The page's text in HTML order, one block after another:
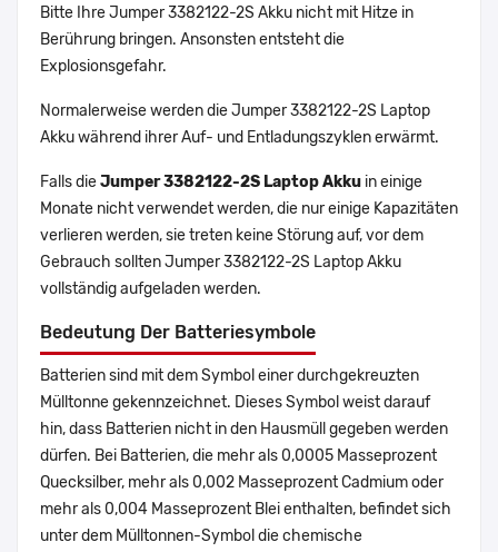
Bitte Ihre Jumper 3382122-2S Akku nicht mit Hitze in
Berührung bringen. Ansonsten entsteht die
Explosionsgefahr.
Normalerweise werden die Jumper 3382122-2S Laptop
Akku während ihrer Auf- und Entladungszyklen erwärmt.
Falls dieJumper 3382122-2S Laptop Akku in einige
Monate nicht verwendet werden, die nur einige Kapazitäten
verlieren werden, sie treten keine Störung auf, vor dem
Gebrauch sollten Jumper 3382122-2S Laptop Akku
vollständig aufgeladen werden.
Bedeutung Der Batteriesymbole
Batterien sind mit dem Symbol einer durchgekreuzten
Mülltonne gekennzeichnet. Dieses Symbol weist darauf
hin, dass Batterien nicht in den Hausmüll gegeben werden
dürfen. Bei Batterien, die mehr als 0,0005 Masseprozent
Quecksilber, mehr als 0,002 Masseprozent Cadmium oder
mehr als 0,004 Masseprozent Blei enthalten, befindet sich
unter dem Mülltonnen-Symbol die chemische